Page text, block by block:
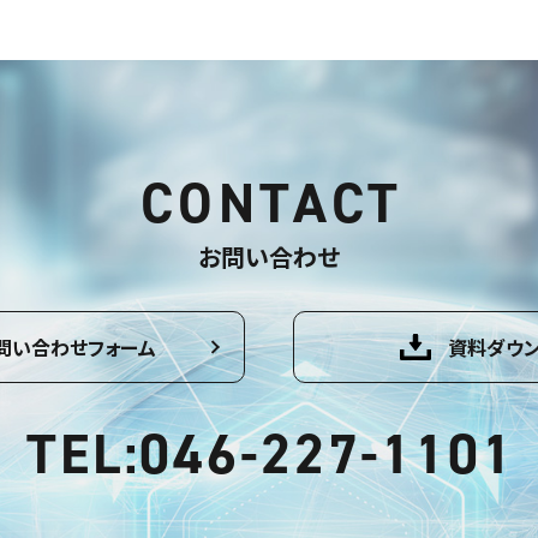
CONTACT
お問い合わせ
い合わせフォーム 資料ダウ
TEL:046-227-1101